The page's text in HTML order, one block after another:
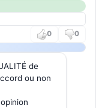
0
0
de
ou non